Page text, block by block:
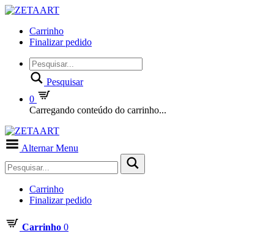
Carrinho
Finalizar pedido
Pesquisar
0
Carregando conteúdo do carrinho...
Alternar Menu
Carrinho
Finalizar pedido
Carrinho 0